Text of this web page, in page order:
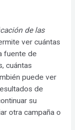
de las
ver cuántas
fuente de
cuántas
puede ver
de
su
otra campaña o